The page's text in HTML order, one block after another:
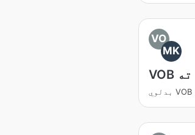
VO
MK